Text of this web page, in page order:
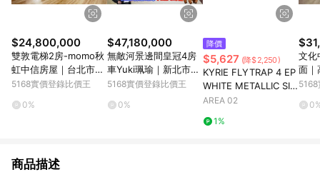
$24,800,000
雙敦電梯2房-momo秋
虹中信房屋｜台北市松
山區長安東路二段
5168實價登錄比價王
0%
$47,180,000
無敵河景邊間皇冠4房
車Yuki珮瑜｜新北市板
橋區中山路二段
5168實價登錄比價王
0%
降價
$5,627 (降$2,250)
KYRIE FLYTRAP 4 EP
WHITE METALLIC SIL
VER
AREA 02
1%
文化
面｜
一路
商品描述